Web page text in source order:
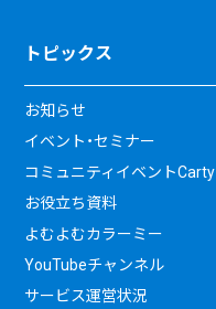
トピックス
お知らせ
イベント・セミナー
コミュニティイベントCarty
お役立ち資料
よむよむカラーミー
YouTubeチャンネル
サービス運営状況